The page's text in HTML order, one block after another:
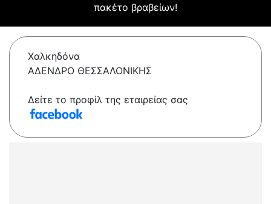
πακέτο βραβείων!
Χαλκηδόνα
ΑΔΕΝΔΡΟ ΘΕΣΣΑΛΟΝΙΚΗΣ
Δείτε το προφίλ της εταιρείας σας